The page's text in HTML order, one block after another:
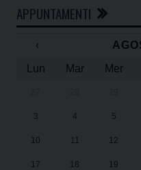
APPUNTAMENTI
‹
Lun
Mar Mer
3 4 5
10 11 12
17 18 19